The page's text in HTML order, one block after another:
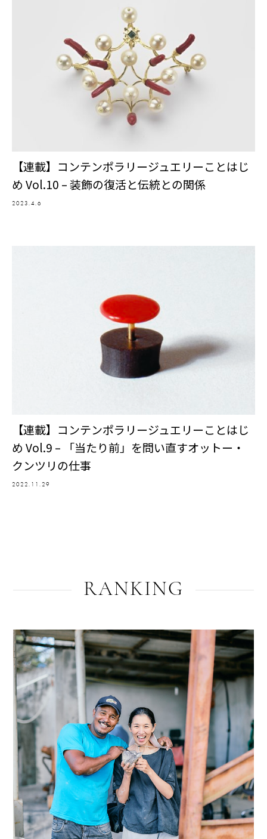
【連載】コンテンポラリージュエリーことはじ
め Vol.10 – 装飾の復活と伝統との関係
2023.4.6
【連載】コンテンポラリージュエリーことはじ
め Vol.9 – 「当たり前」を問い直すオットー・
クンツリの仕事
2022.11.29
RANKING